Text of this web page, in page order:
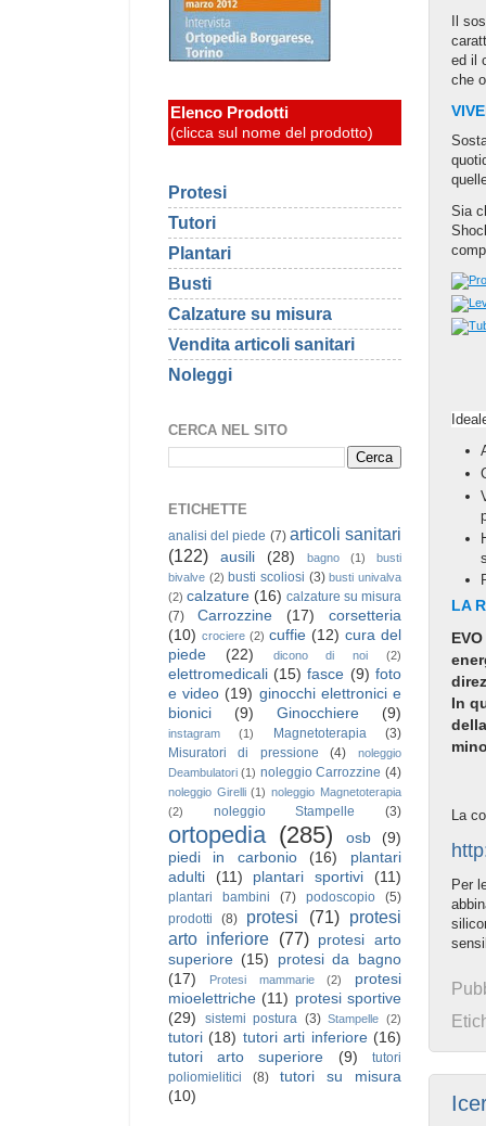
Il
ed il
che
Sia
LA
In
La
Per
Elenco Prodotti
(clicca sul nome del prodotto)
Protesi
Tutori
Plantari
Busti
Calzature su misura
Vendita articoli sanitari
Noleggi
CERCA NEL SITO
ETICHETTE
analisi del piede (7) articoli sanitari
(122)
ausili (28) bagno (1)
busti
bivalve (2) busti scoliosi (3) busti univalva
(2) calzature (16) calzature su misura
(7)
Carrozzine (17)
corsetteria
(10) crociere (2) cuffie (12) cura del
piede
(22) dicono di noi (2)
elettromedicali (15) fasce (9) foto
e video (19) ginocchi elettronici e
bionici
(9) Ginocchiere (9)
instagram (1) Magnetoterapia
(3)
Misuratori di pressione
(4)
noleggio
Deambulatori (1) noleggio Carrozzine (4)
noleggio Girelli (1) noleggio Magnetoterapia
(2)
noleggio Stampelle (3)
ortopedia (285) osb
(9)
piedi in carbonio
(16)
plantari
adulti
(11) plantari sportivi (11)
plantari bambini (7) podoscopio
(5)
prodotti
(8) protesi (71) protesi
arto inferiore (77) protesi arto
superiore (15)
protesi da bagno
(17)
Protesi mammarie (2)
protesi
mioelettriche (11) protesi sportive
(29)
sistemi postura (3) Stampelle (2)
tutori (18) tutori arti inferiore (16)
tutori arto superiore
(9)
tutori
poliomielitici
(8)
tutori su misura
(10)